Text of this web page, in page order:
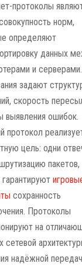
протоколы
норм,
определяют
данных
и
задают
скорость
выявления ошибок.
протокол
цель: одни
пакетов,
сохранность
Протоколы
на
сетевой
надёжной